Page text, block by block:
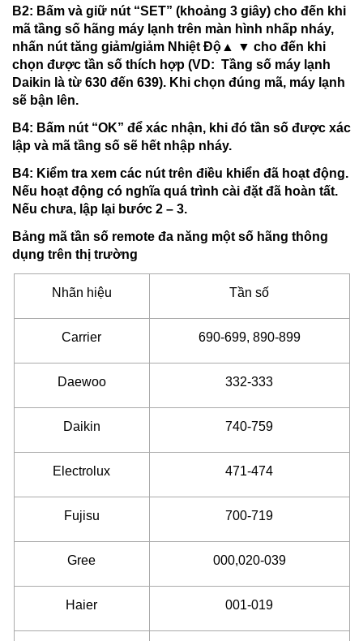
B2: Bấm và giữ nút “SET” (khoảng 3 giây) cho đến khi
mã tầng số hãng máy lạnh trên màn hình nhấp nháy,
nhấn nút tăng giảm/giảm Nhiệt Độ▲ ▼ cho đến khi
chọn được tần số thích hợp (VD: Tầng số máy lạnh
Daikin là từ 630 đến 639). Khi chọn đúng mã, máy lạnh
sẽ bận lên.
B4: Bấm nút “OK” để xác nhận, khi đó tần số được xác
lập và mã tầng số sẽ hết nhập nháy.
B4: Kiểm tra xem các nút trên điều khiển đã hoạt động.
Nếu hoạt động có nghĩa quá trình cài đặt đã hoàn tất.
Nếu chưa, lập lại bước 2 – 3.
Bảng mã tần số remote đa năng một số hãng thông
dụng trên thị trường
Nhãn hiệu Tần số
Carrier 690-699, 890-899
Daewoo 332-333
Daikin 740-759
Electrolux 471-474
Fujisu 700-719
Gree 000,020-039
Haier 001-019